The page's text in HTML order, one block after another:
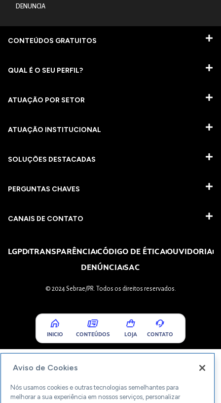
DENUNCIA
CONTEÚDOS GRATUITOS
QUAL É O SEU PERFIL?
ATUAÇÃO POR SETOR
ATUAÇÃO INSTITUCIONAL
SOLUÇÕES DESTACADAS
PERGUNTAS CHAVES​
CANAIS DE CONTATO
LGPDTRANSPARÊNCIACÓDIGO DE ÉTICAOUVIDORIA
DENÚNCIASAC
© 2024 Sebrae/PR. Todos os direitos reservados.
INICIO CONTEÚDOS LOJA CONTATO
Aviso de Cookies
Nós usamos cookies e outras tecnologias semelhantes para
melhorar a sua experiência em nossos serviços, personalizar